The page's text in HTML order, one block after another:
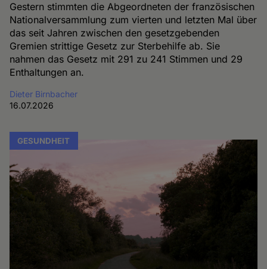
Gestern stimmten die Abgeordneten der französischen
Nationalversammlung zum vierten und letzten Mal über
das seit Jahren zwischen den gesetzgebenden
Gremien strittige Gesetz zur Sterbehilfe ab. Sie
nahmen das Gesetz mit 291 zu 241 Stimmen und 29
Enthaltungen an.
Dieter Birnbacher
16.07.2026
GESUNDHEIT